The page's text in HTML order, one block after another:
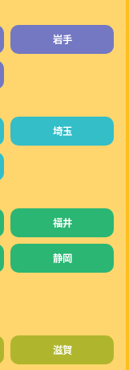
岩手
埼玉
福井
静岡
滋賀